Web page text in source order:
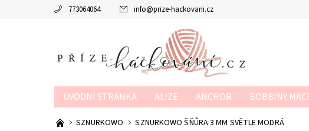
773064064 info@prize-hackovani.cz
ÚVODNÍ STRÁNKA ALIZE ANCHOR BOBBINY
MTP
NAKO POUKAZY SCHACHENMAYR
SZNURKOWO SZNURKOWO ŠŇŮRA 3 MM SVĚTLE MODRÁ